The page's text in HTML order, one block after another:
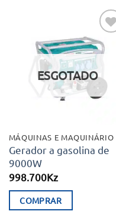
Adicionar
aos meus
desejos
ESGOTADO
Gerador a gasolina de
9000W
998.700Kz
COMPRAR